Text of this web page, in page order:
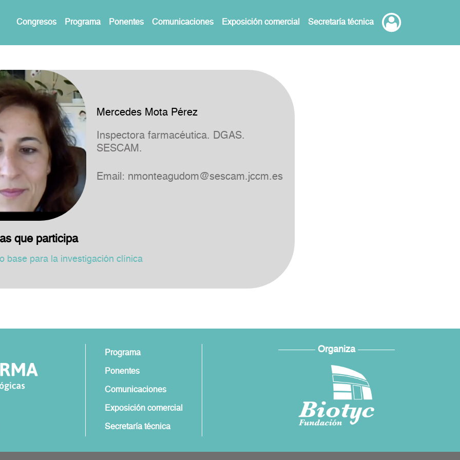
Congresos Programa Ponentes Comunicaciones Exposición comercial Secretaría técnica
Mercedes Mota Pérez
Inspectora farmacéutica. DGAS.
SESCAM.
Email: nmonteagudom@sescam.jccm.es
que participa
base para la investigación clínica
Programa
Ponentes
Comunicaciones
Exposición comercial
Secretaría técnica
Organiza